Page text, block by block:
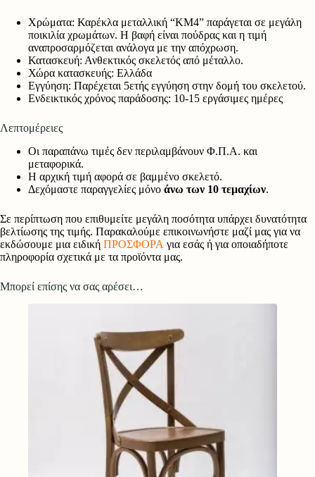
Χρώματα: Καρέκλα μεταλλική “ΚΜ4” παράγεται σε μεγάλη
ποικιλία χρωμάτων. Η βαφή είναι πούδρας και η τιμή
αναπροσαρμόζεται ανάλογα με την απόχρωση.
Κατασκευή: Ανθεκτικός σκελετός από μέταλλο.
Χώρα κατασκευής: Ελλάδα
Εγγύηση: Παρέχεται 5ετής εγγύηση στην δομή του σκελετού.
Ενδεικτικός χρόνος παράδοσης: 10-15 εργάσιμες ημέρες
Λεπτομέρειες
Οι παραπάνω τιμές δεν περιλαμβάνουν Φ.Π.Α. και
μεταφορικά.
Η αρχική τιμή αφορά σε βαμμένο σκελετό.
Δεχόμαστε παραγγελίες μόνο άνω των 10 τεμαχίων.
Σε περίπτωση που επιθυμείτε μεγάλη ποσότητα υπάρχει δυνατότητα
βελτίωσης της τιμής. Παρακαλούμε επικοινωνήστε μαζί μας για να
εκδώσουμε μια ειδική ΠΡΟΣΦΟΡΑ για εσάς ή για οποιαδήποτε
πληροφορία σχετικά με τα προϊόντα μας.
Μπορεί επίσης να σας αρέσει…